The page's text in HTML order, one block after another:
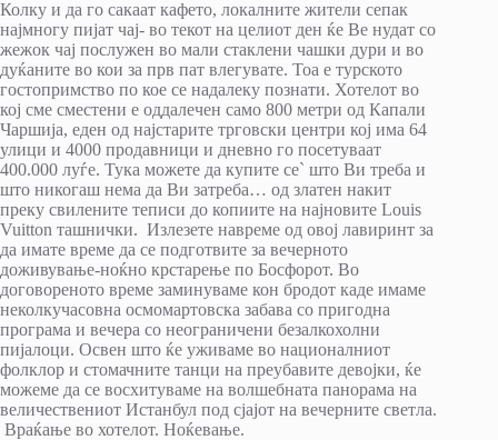
Колку и да го сакаат кафето, локалните жители сепак
најмногу пијат чај- во текот на целиот ден ќе Ве нудат со
жежок чај послужен во мали стаклени чашки дури и во
дуќаните во кои за прв пат влегувате. Тоа е турското
гостопримство по кое се надалеку познати. Хотелот во
кој сме сместени е оддалечен само 800 метри од Капали
Чаршија, еден од најстарите трговски центри кој има 64
улици и 4000 продавници и дневно го посетуваат
400.000 луѓе. Тука можете да купите се` што Ви треба и
што никогаш нема да Ви затреба… од златен накит
преку свилените теписи до копиите на најновите Louis
Vuitton ташнички. Излезете навреме од овој лавиринт за
да имате време да се подготвите за вечерното
доживување-ноќно крстарење по Босфорот. Во
договореното време заминуваме кон бродот каде имаме
неколкучасовна осмомартовска забава со пригодна
програма и вечера со неограничени безалкохолни
пијалоци. Освен што ќе уживаме во националниот
фолклор и стомачните танци на преубавите девојки, ќе
можеме да се восхитуваме на волшебната панорама на
величествениот Истанбул под сјајот на вечерните светла.
Враќање во хотелот. Ноќевање.